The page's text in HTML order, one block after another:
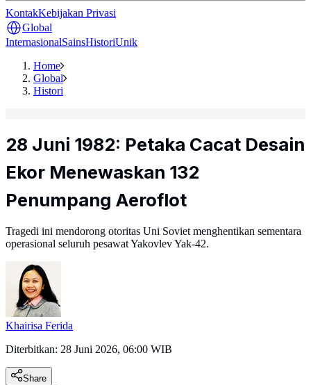
KontakKebijakan Privasi
Global
InternasionalSainsHistoriUnik
Home
Global
Histori
28 Juni 1982: Petaka Cacat Desain
Ekor Menewaskan 132
Penumpang Aeroflot
Tragedi ini mendorong otoritas Uni Soviet menghentikan sementara
operasional seluruh pesawat Yakovlev Yak-42.
Khairisa Ferida
Diterbitkan: 28 Juni 2026, 06:00 WIB
Share